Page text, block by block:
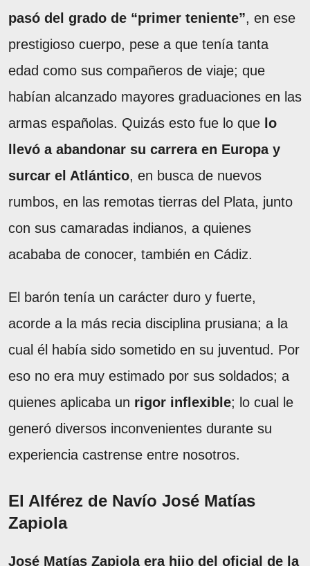
pasó del grado de “primer teniente”, en ese
prestigioso cuerpo, pese a que tenía tanta
edad como sus compañeros de viaje; que
habían alcanzado mayores graduaciones en las
armas españolas. Quizás esto fue lo que lo
llevó a abandonar su carrera en Europa y
surcar el Atlántico, en busca de nuevos
rumbos, en las remotas tierras del Plata, junto
con sus camaradas indianos, a quienes
acababa de conocer, también en Cádiz.
El barón tenía un carácter duro y fuerte,
acorde a la más recia disciplina prusiana; a la
cual él había sido sometido en su juventud. Por
eso no era muy estimado por sus soldados; a
quienes aplicaba un rigor inflexible; lo cual le
generó diversos inconvenientes durante su
experiencia castrense entre nosotros.
El Alférez de Navío José Matías
Zapiola
José Matías Zapiola era hijo del oficial de la